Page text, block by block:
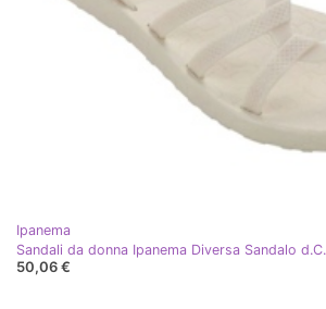
Ipanema
Sandali da donna Ipanema Diversa Sandalo
50,06 €